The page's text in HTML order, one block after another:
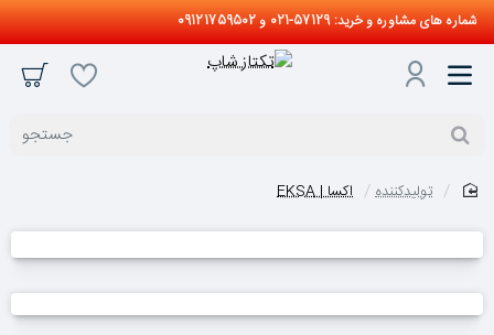
شماره های مشاوره و خرید: 57129-021 و 09121759502
جستجو
تولیدکننده اکسا | EKSA